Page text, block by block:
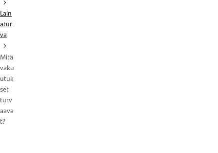
Lain
atur
va
Mitä
vaku
utuk
set
turv
aava
t?